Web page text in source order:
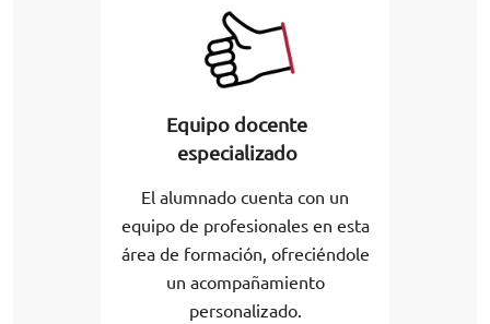
Equipo docente
especializado
El alumnado cuenta con un
equipo de profesionales en esta
área de formación, ofreciéndole
un acompañamiento
personalizado.